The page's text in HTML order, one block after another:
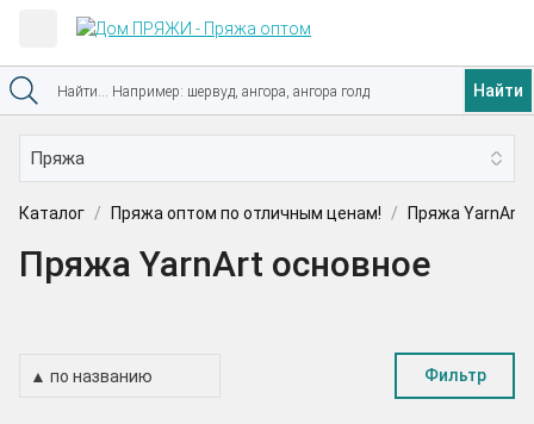
Найти
Каталог Пряжа оптом по отличным ценам! Пряжа YarnArt
Пряжа YarnArt основное
Фильтр